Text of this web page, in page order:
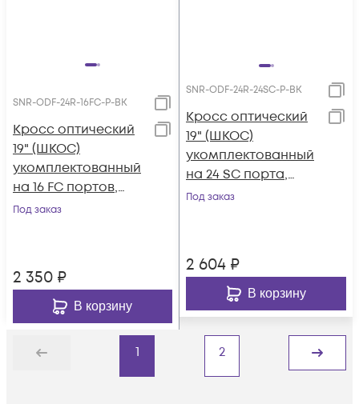
SNR-ODF-24R-16FC-P-BK
Кросс оптический
19" (ШКОС)
укомплектованный
на 16 FC портов,
черный (комплект с
Под заказ
2 350 ₽
В корзину
SNR-ODF-24R-24SC-P-BK
Кросс оптический
19" (ШКОС)
укомплектованный
на 24 SC порта,
черный (комплект с
Под заказ
2 604 ₽
В корзину
Назад
1 2
Дальше